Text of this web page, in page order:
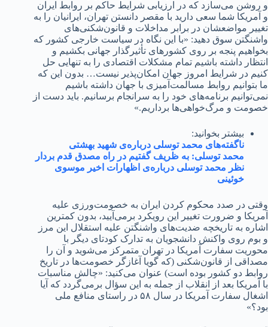
و روشن می‌سازد که در ارزیابی شرایط حاکم بر روابط ایران
و آمریکا شما سعی دارید با مقصر دانستن تهران، ایرانیان را به
تغییر مواضعشان در برابر مداخلات و قانون‌شکنی‌های
واشنگتن سوق دهید: «با این نگاه در سیاست خارجی کشور که
بخواهیم پنجه بر روی کشورهای تأثیرگذار جهانی بکشیم و
انتظار داشته باشیم تمام مشکلات اقتصادی را به تنهایی حل
کنیم در شرایط امروز جهان امکان‌پذیر نیست… بدون این که
ما بتوانیم روابط مسالمت‌آمیزی با جهان داشته باشیم
نمی‌توانیم برنامه‌های خود را به سرانجام برسانیم. باید دست از
خصومت و مرگ‌خواهی‌ها برداریم.»
بیشتر بخوانید:
ناگفته‌های محمد توسلی درباره‌ی شهید بهشتی
محمد توسلی: به ظریف گفتیم در راه مصدق قدم بردار
نظر محمد توسلی درباره‌ی اظهارات اخیر موسوی
خوئینی
وقتی در صدد محکوم کردن ایران به خصومت‌ورزی علیه
آمریکا و ضرورت تغییر این رویکرد برمی‌آیید، بدون کمترین
اشاره به تاریخچه ضدیت‌های واشنگتن علیه استقلال این مرز
و بوم روی واکنش دانشجویان به تدارک کودتای دیگر با
محوریت سفارت آمریکا در تهران متمرکز می‌شوید و آن را
مصداقی از قانون‌شکنی (که گویا آغازگر خصومت‌ها در تاریخ
روابط دو کشور بوده است) عنوان می‌کنید: «چالش مناسبات
با آمریکا بعد از انقلاب از جمله به این سؤال برمی‌گردد که آیا
اشغال سفارت آمریکا در سال ۵۸ در راستای منافع ملی
بود؟»